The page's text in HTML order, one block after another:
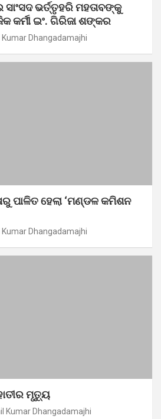
ଭର୍ତ୍ତୃହରି ମହତାବଙ୍କୁ
କର୍ମୀ ଇଂ. ଗିରିଜା ଶଙ୍କର
Kumar Dhangadamajhi
ପାଳିତ ହେଲା ‘ମଣ୍ଡଳ କମିଶନ
Kumar Dhangadamajhi
ମୃତ୍ୟୁ
Kumar Dhangadamajhi